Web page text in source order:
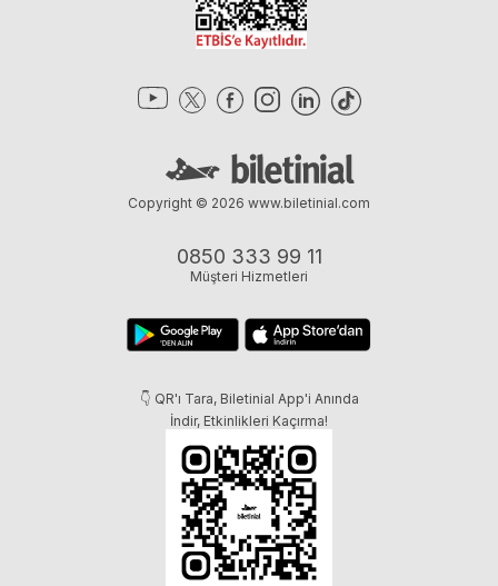
0850 333 99 11
Müşteri Hizmetleri
👇 QR'ı Tara, Biletinial App'i Anında
İndir, Etkinlikleri Kaçırma!
Copyright © 2026 www.biletinial.com